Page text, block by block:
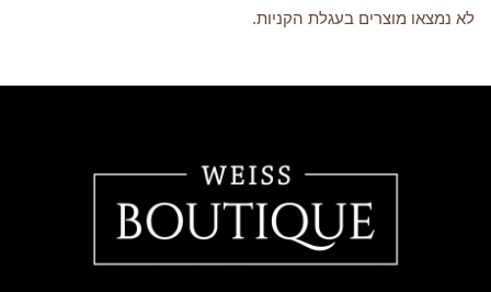
לא נמצאו מוצרים בעגלת הקניות.